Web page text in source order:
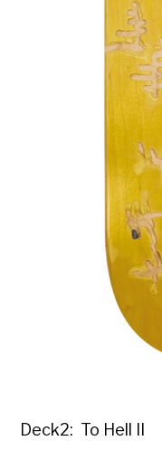
Deck2: To Hell II